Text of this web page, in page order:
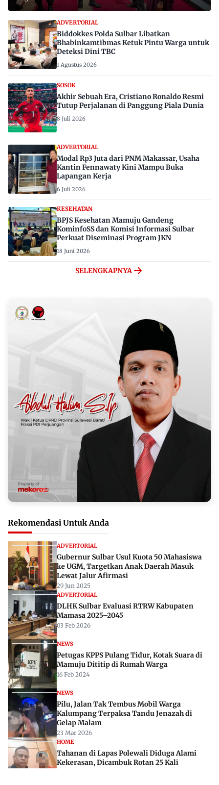
ADVERTORIAL
Biddokkes Polda Sulbar Libatkan
Bhabinkamtibmas Ketuk Pintu Warga untuk
Deteksi Dini TBC
1 Agustus 2026
SOSOK
Akhir Sebuah Era, Cristiano Ronaldo Resmi
Tutup Perjalanan di Panggung Piala Dunia
8 Juli 2026
ADVERTORIAL
Modal Rp3 Juta dari PNM Makassar, Usaha
Kantin Fennawaty Kini Mampu Buka
Lapangan Kerja
6 Juli 2026
KESEHATAN
BPJS Kesehatan Mamuju Gandeng
KominfoSS dan Komisi Informasi Sulbar
Perkuat Diseminasi Program JKN
18 Juni 2026
SELENGKAPNYA
Rekomendasi Untuk Anda
ADVERTORIAL
Gubernur Sulbar Usul Kuota 50 Mahasiswa
ke UGM, Targetkan Anak Daerah Masuk
Lewat Jalur Afirmasi
29 Jun 2025
ADVERTORIAL
DLHK Sulbar Evaluasi RTRW Kabupaten
Mamasa 2025–2045
03 Feb 2026
NEWS
Petugas KPPS Pulang Tidur, Kotak Suara di
Mamuju Dititip di Rumah Warga
16 Feb 2024
NEWS
Pilu, Jalan Tak Tembus Mobil Warga
Kalumpang Terpaksa Tandu Jenazah di
Gelap Malam
23 Mar 2026
HOME
Tahanan di Lapas Polewali Diduga Alami
Kekerasan, Dicambuk Rotan 25 Kali